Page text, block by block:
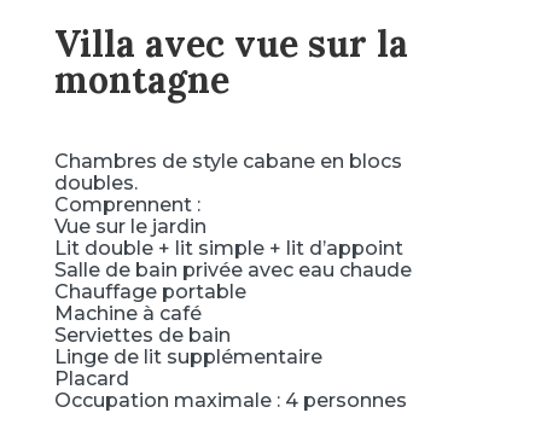
Villa avec vue sur la
montagne
Chambres de style cabane en blocs
doubles.
Comprennent :
Vue sur le jardin
Lit double + lit simple + lit d’appoint
Salle de bain privée avec eau chaude
Chauffage portable
Machine à café
Serviettes de bain
Linge de lit supplémentaire
Placard
Occupation maximale : 4 personnes